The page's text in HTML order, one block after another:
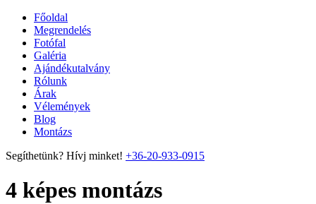
Főoldal
Megrendelés
Fotófal
Galéria
Ajándékutalvány
Rólunk
Árak
Vélemények
Blog
Montázs
Segíthetünk? Hívj minket! +36-20-933-0915
4 képes montázs